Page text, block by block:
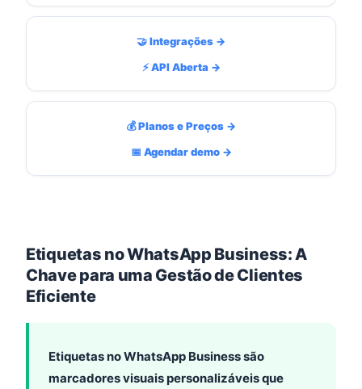
Etiquetas no WhatsApp Business: A
Chave para uma Gestão de Clientes
Eficiente
Etiquetas no WhatsApp Business são
marcadores visuais personalizáveis que
🤝 Integrações →
⚡ API Aberta →
💰 Planos e Preços →
📅 Agendar demo →